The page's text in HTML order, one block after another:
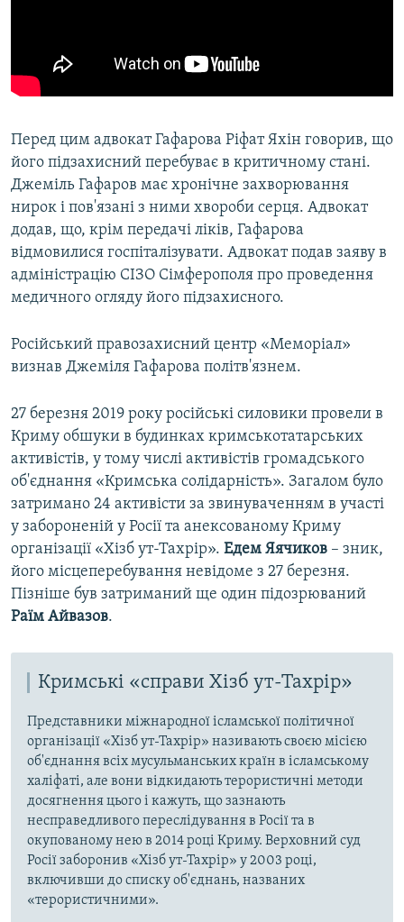
Перед цим адвокат Гафарова Ріфат Яхін говорив, що
його підзахисний перебуває в критичному стані.
Джеміль Гафаров має хронічне захворювання
нирок і пов'язані з ними хвороби серця. Адвокат
додав, що, крім передачі ліків, Гафарова
відмовилися госпіталізувати. Адвокат подав заяву в
адміністрацію СІЗО Сімферополя про проведення
медичного огляду його підзахисного.
Російський правозахисний центр «Меморіал»
визнав Джеміля Гафарова політв'язнем.
27 березня 2019 року російські силовики провели в
Криму обшуки в будинках кримськотатарських
активістів, у тому числі активістів громадського
об'єднання «Кримська солідарність». Загалом було
затримано 24 активісти за звинуваченням в участі
у забороненій у Росії та анексованому Криму
організації «Хізб ут-Тахрір». Едем Яячиков – зник,
його місцеперебування невідоме з 27 березня.
Пізніше був затриманий ще один підозрюваний
Раїм Айвазов.
Кримські «справи Хізб ут-Тахрір»
Представники міжнародної ісламської політичної
організації «Хізб ут-Тахрір» називають своєю місією
об'єднання всіх мусульманських країн в ісламському
халіфаті, але вони відкидають терористичні методи
досягнення цього і кажуть, що зазнають
несправедливого переслідування в Росії та в
окупованому нею в 2014 році Криму. Верховний суд
Росії заборонив «Хізб ут-Тахрір» у 2003 році,
включивши до списку об'єднань, названих
«терористичними».